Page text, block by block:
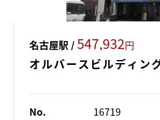
名古屋駅 /547,932円
オルバースビルディ
No.
16719